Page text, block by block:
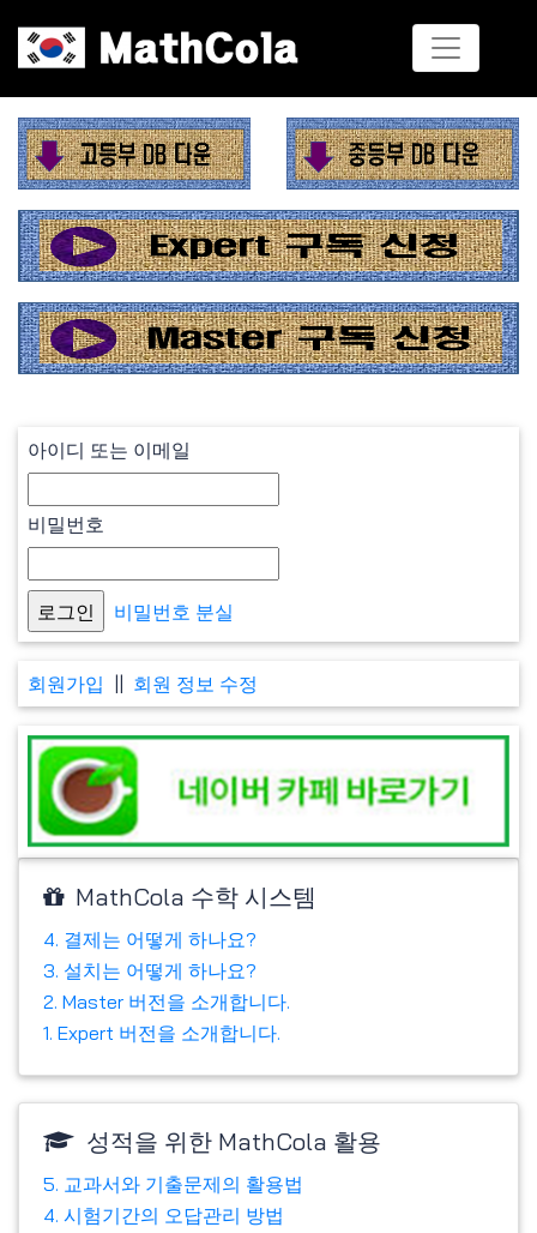
MathCola 수학 시스템
4. 결제는 어떻게 하나요?
3. 설치는 어떻게 하나요?
2. Master 버전을 소개합니다.
1. Expert 버전을 소개합니다.
성적을 위한 MathCola 활용
5. 교과서와 기출문제의 활용법
4. 시험기간의 오답관리 방법
아이디 또는 이메일
비밀번호
비밀번호 분실
회원가입 회원 정보 수정